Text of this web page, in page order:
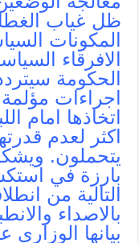
ظل غياب
المكونات
الافرقاء
الحكومة
اجراءات
اتخاذها امام
اكثر لعدم
يتحملون.
بارزة في
التالية من
بالاصداء
بيانها